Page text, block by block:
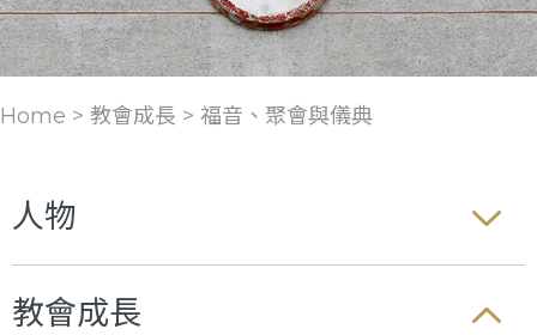
Home > 教會成長 > 福音、聚會與儀典
人物
教會成長